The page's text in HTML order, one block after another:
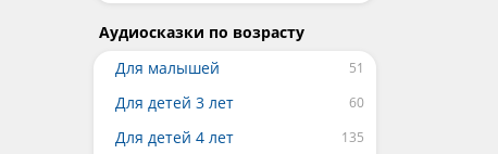
Аудиосказки по возрасту
Для малышей
Для детей 3 лет
Для детей 4 лет